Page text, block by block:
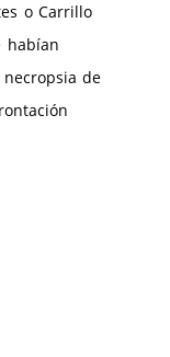
o Carrillo
habían
de